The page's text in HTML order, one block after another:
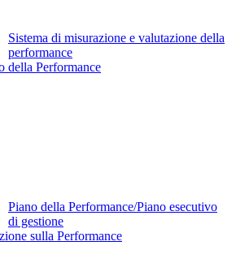
Sistema di misurazione e valutazione della
performance
della Performance
Piano della Performance/Piano esecutivo
di gestione
sulla Performance